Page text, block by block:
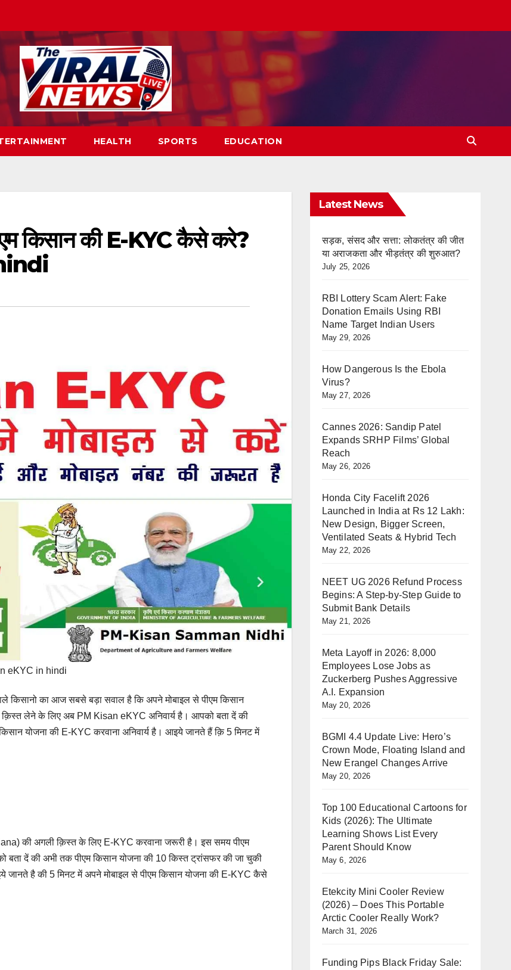
HEALTH SPORTS EDUCATION
किसान की E-KYC कैसे करे?
eKYC in hindi
किसानो का आज सबसे बड़ा सवाल है कि अपने मोबाइल से पीएम किसान
लेने के लिए अब PM Kisan eKYC अनिवार्य है। आपको बता दें की
योजना की E-KYC करवाना अनिवार्य है। आइये जानते हैं क़ि 5 मिनट में
की अगली क़िस्त के लिए E-KYC करवाना जरूरी है। इस समय पीएम
बता दें की अभी तक पीएम किसान योजना की 10 किस्त ट्रांसफर की जा चुकी
है की 5 मिनट में अपने मोबाइल से पीएम किसान योजना की E-KYC कैसे
Latest News
सड़क, संसद और सत्ता: लोकतंत्र की जीत
या अराजकता और भीड़तंत्र की शुरुआत?
July 25, 2026
RBI Lottery Scam Alert: Fake
Donation Emails Using RBI
Name Target Indian Users
May 29, 2026
How Dangerous Is the Ebola
Virus?
May 27, 2026
Cannes 2026: Sandip Patel
Expands SRHP Films’ Global
Reach
May 26, 2026
Honda City Facelift 2026
Launched in India at Rs 12 Lakh:
New Design, Bigger Screen,
Ventilated Seats & Hybrid Tech
May 22, 2026
NEET UG 2026 Refund Process
Begins: A Step-by-Step Guide to
Submit Bank Details
May 21, 2026
Meta Layoff in 2026: 8,000
Employees Lose Jobs as
Zuckerberg Pushes Aggressive
A.I. Expansion
May 20, 2026
BGMI 4.4 Update Live: Hero’s
Crown Mode, Floating Island and
New Erangel Changes Arrive
May 20, 2026
Top 100 Educational Cartoons for
Kids (2026): The Ultimate
Learning Shows List Every
Parent Should Know
May 6, 2026
Etekcity Mini Cooler Review
(2026) – Does This Portable
Arctic Cooler Really Work?
March 31, 2026
Funding Pips Black Friday Sale: